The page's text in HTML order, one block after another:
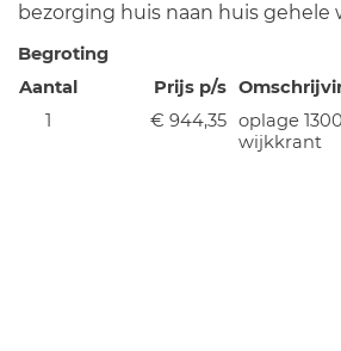
bezorging huis naan huis gehele
Begroting
Aantal
Prijs p/s
1
€ 944,35 oplage
wijkkrant